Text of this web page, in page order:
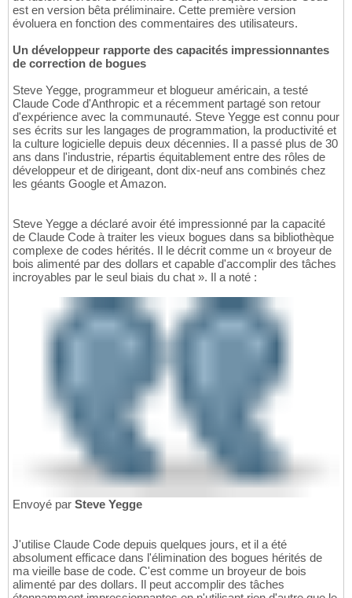
est en version bêta préliminaire. Cette première version
évoluera en fonction des commentaires des utilisateurs.
Un développeur rapporte des capacités impressionnantes
de correction de bogues
Steve Yegge, programmeur et blogueur américain, a testé
Claude Code d'Anthropic et a récemment partagé son retour
d'expérience avec la communauté. Steve Yegge est connu pour
ses écrits sur les langages de programmation, la productivité et
la culture logicielle depuis deux décennies. Il a passé plus de 30
ans dans l'industrie, répartis équitablement entre des rôles de
développeur et de dirigeant, dont dix-neuf ans combinés chez
les géants Google et Amazon.
Steve Yegge a déclaré avoir été impressionné par la capacité
de Claude Code à traiter les vieux bogues dans sa bibliothèque
complexe de codes hérités. Il le décrit comme un « broyeur de
bois alimenté par des dollars et capable d'accomplir des tâches
incroyables par le seul biais du chat ». Il a noté :
Envoyé par Steve Yegge
J'utilise Claude Code depuis quelques jours, et il a été
absolument efficace dans l'élimination des bogues hérités de
ma vieille base de code. C'est comme un broyeur de bois
alimenté par des dollars. Il peut accomplir des tâches